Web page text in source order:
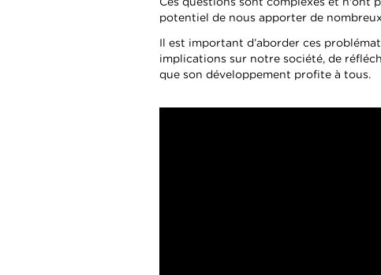
potentiel de nous apporter de
Il est important d’aborder ces
implications sur notre société, de
que son développement profite à tous.